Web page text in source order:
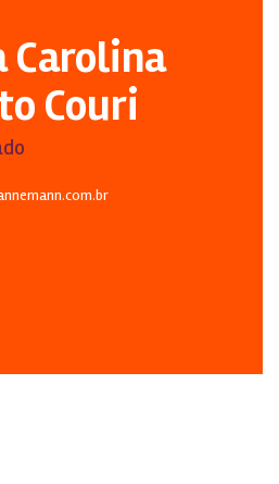
Carolina
Couri